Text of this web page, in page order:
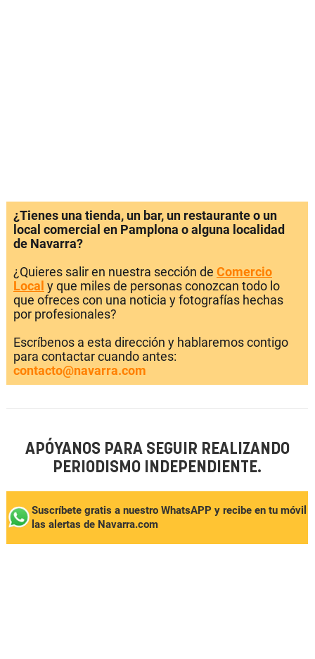
¿Tienes una tienda, un bar, un restaurante o un
local comercial en Pamplona o alguna localidad
de Navarra?
¿Quieres salir en nuestra sección de Comercio
Local y que miles de personas conozcan todo lo
que ofreces con una noticia y fotografías hechas
por profesionales?
Escríbenos a esta dirección y hablaremos contigo
para contactar cuando antes:
contacto@navarra.com
APÓYANOS PARA SEGUIR REALIZANDO
PERIODISMO INDEPENDIENTE.
Suscríbete gratis a nuestro WhatsAPP y recibe en tu móvil
las alertas de Navarra.com